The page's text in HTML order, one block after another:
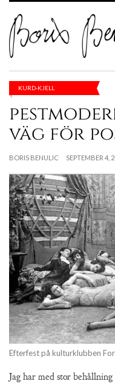
KURD-KJELL
väg för
BORIS BENULIC SEPTEMBER 4,
Efterfest på kulturklubben
Jag har med stor